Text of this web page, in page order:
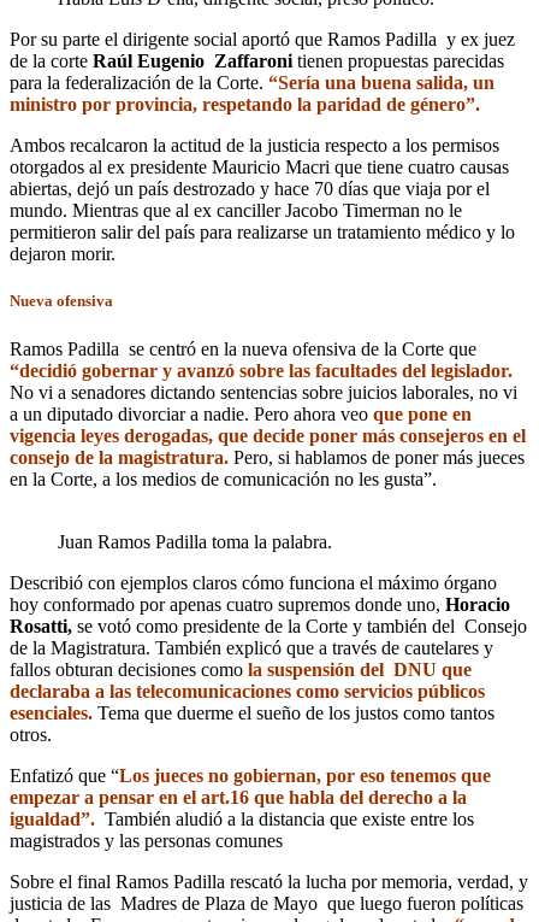
Por su parte el dirigente social aportó que Ramos Padilla y ex juez
de la corte Raúl Eugenio Zaffaroni tienen propuestas parecidas
para la federalización de la Corte. “Sería una buena salida, un
ministro por provincia, respetando la paridad de género”.
Ambos recalcaron la actitud de la justicia respecto a los permisos
otorgados al ex presidente Mauricio Macri que tiene cuatro causas
abiertas, dejó un país destrozado y hace 70 días que viaja por el
mundo. Mientras que al ex canciller Jacobo Timerman no le
permitieron salir del país para realizarse un tratamiento médico y lo
dejaron morir.
Nueva ofensiva
Ramos Padilla se centró en la nueva ofensiva de la Corte que
“decidió gobernar y avanzó sobre las facultades del legislador.
No vi a senadores dictando sentencias sobre juicios laborales, no vi
a un diputado divorciar a nadie. Pero ahora veo que pone en
vigencia leyes derogadas, que decide poner más consejeros en el
consejo de la magistratura. Pero, si hablamos de poner más jueces
en la Corte, a los medios de comunicación no les gusta”.
Juan Ramos Padilla toma la palabra.
Describió con ejemplos claros cómo funciona el máximo órgano
hoy conformado por apenas cuatro supremos donde uno, Horacio
Rosatti, se votó como presidente de la Corte y también del Consejo
de la Magistratura. También explicó que a través de cautelares y
fallos obturan decisiones como la suspensión del DNU que
declaraba a las telecomunicaciones como servicios públicos
esenciales. Tema que duerme el sueño de los justos como tantos
otros.
Enfatizó que “Los jueces no gobiernan, por eso tenemos que
empezar a pensar en el art.16 que habla del derecho a la
igualdad”. También aludió a la distancia que existe entre los
magistrados y las personas comunes
Sobre el final Ramos Padilla rescató la lucha por memoria, verdad, y
justicia de las Madres de Plaza de Mayo que luego fueron políticas